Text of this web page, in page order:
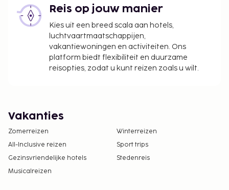
Reis op jouw manier
Kies uit een breed scala aan hotels,
luchtvaartmaatschappijen,
vakantiewoningen en activiteiten. Ons
platform biedt flexibiliteit en duurzame
reisopties, zodat u kunt reizen zoals u wilt.
Vakanties
Zomerreizen
Winterreizen
All-Inclusive reizen
Sport trips
Gezinsvriendelijke hotels
Stedenreis
Musicalreizen